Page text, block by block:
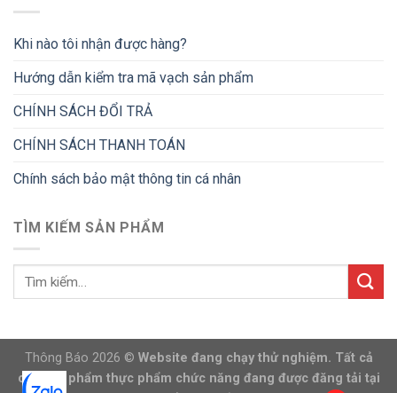
Khi nào tôi nhận được hàng?
Hướng dẫn kiểm tra mã vạch sản phẩm
CHÍNH SÁCH ĐỔI TRẢ
CHÍNH SÁCH THANH TOÁN
Chính sách bảo mật thông tin cá nhân
TÌM KIẾM SẢN PHẨM
Thông Báo 2026 © Website đang chạy thử nghiệm. Tất cả
các sản phẩm thực phẩm chức năng đang được đăng tải tại